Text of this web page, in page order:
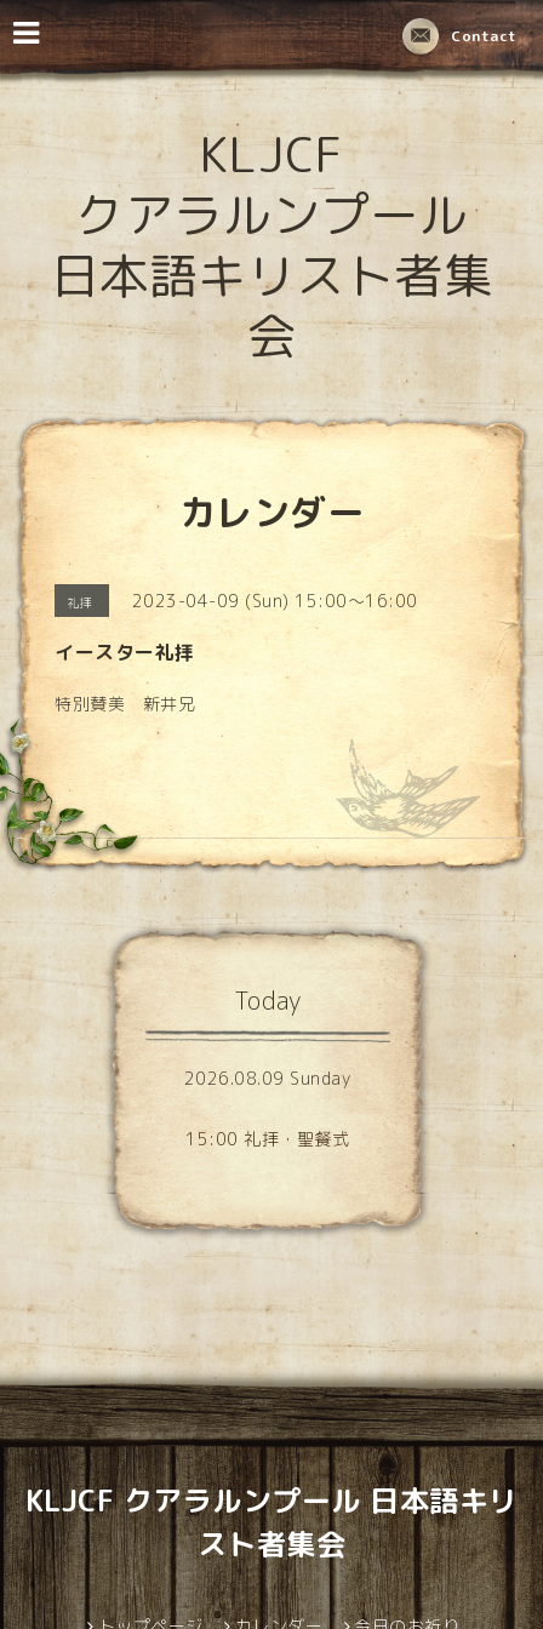
Contact
KLJCF
クアラルンプール
日本語キリスト者集
会
カレンダー
礼拝 2023-04-09 (Sun) 15:00～16:00
イースター礼拝
特別賛美 新井兄
Today
2026.08.09 Sunday
15:00 礼拝・聖餐式
KLJCF クアラルンプール 日本語キリ
スト者集会